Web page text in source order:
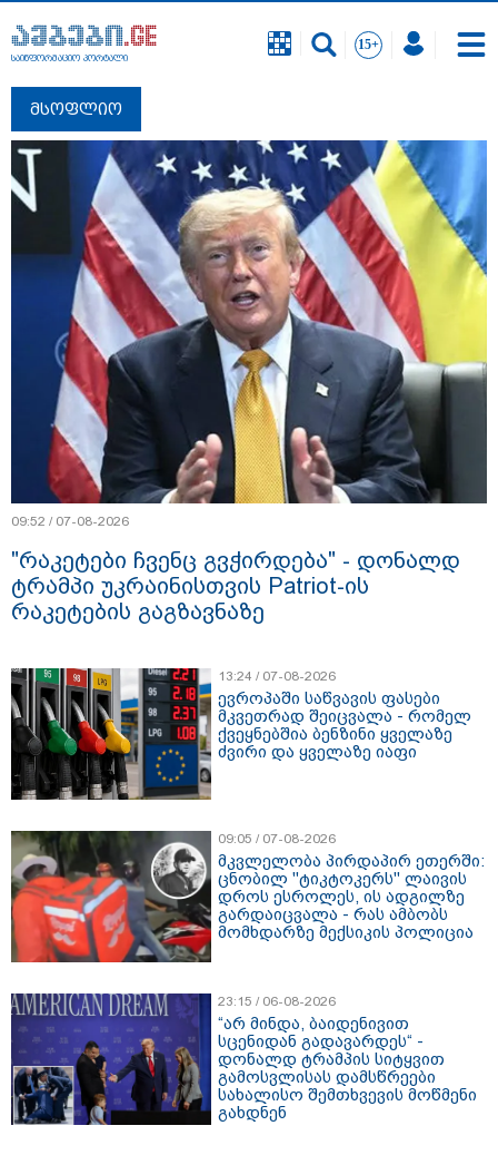
საინფორმაციო პორტალი
მსოფლიო
09:52 / 07-08-2026
"რაკეტები ჩვენც გვჭირდება" - დონალდ
ტრამპი უკრაინისთვის Patriot-ის
რაკეტების გაგზავნაზე
13:24 / 07-08-2026
ევროპაში საწვავის ფასები
მკვეთრად შეიცვალა - რომელ
ქვეყნებშია ბენზინი ყველაზე
ძვირი და ყველაზე იაფი
09:05 / 07-08-2026
მკვლელობა პირდაპირ ეთერში:
ცნობილ "ტიკტოკერს" ლაივის
დროს ესროლეს, ის ადგილზე
გარდაიცვალა - რას ამბობს
მომხდარზე მექსიკის პოლიცია
23:15 / 06-08-2026
“არ მინდა, ბაიდენივით
სცენიდან გადავარდეს“ -
დონალდ ტრამპის სიტყვით
გამოსვლისას დამსწრეები
სახალისო შემთხვევის მოწმენი
გახდნენ